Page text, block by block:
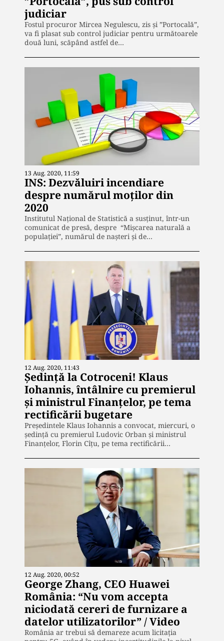
judiciar
Fostul procuror Mircea Negulescu, zis şi ”Portocală”,
va fi plasat sub control judiciar pentru următoarele
două luni, scăpând astfel de…
13 Aug. 2020, 11:59
INS: Dezvăluiri incendiare
despre numărul moților din
2020
Institutul Național de Statistică a susținut, într-un
comunicat de presă, despre “Mișcarea naturală a
populației”, numărul de nașteri și de…
12 Aug. 2020, 11:43
Ședință la Cotroceni! Klaus
Iohannis, întâlnire cu premierul
şi ministrul Finanţelor, pe tema
rectificării bugetare
Preşedintele Klaus Iohannis a convocat, miercuri, o
şedinţă cu premierul Ludovic Orban şi ministrul
Finanţelor, Florin Cîţu, pe tema rectificării…
12 Aug. 2020, 00:52
George Zhang, CEO Huawei
România: “Nu vom accepta
niciodată cereri de furnizare a
datelor utilizatorilor” / Video
România ar trebui să demareze acum licitația